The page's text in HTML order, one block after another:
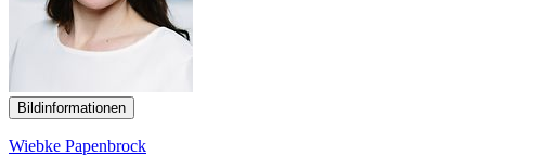
Bildinformationen
Wiebke Papenbrock